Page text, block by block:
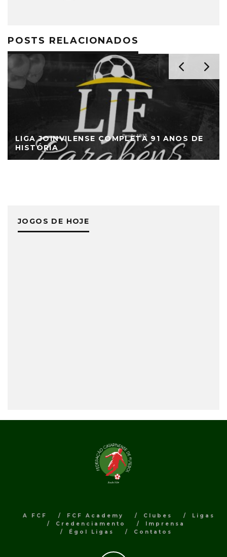
POSTS RELACIONADOS
LIGA JOINVILENSE COMPLETA 91 ANOS DE
HISTÓRIA
JOGOS DE HOJE
A FCF FCF Academy Clubes
Ligas
Credenciamento
Imprensa
Égol Ligas
Contatos